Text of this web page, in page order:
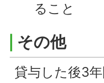
ること
その他
貸与した後3